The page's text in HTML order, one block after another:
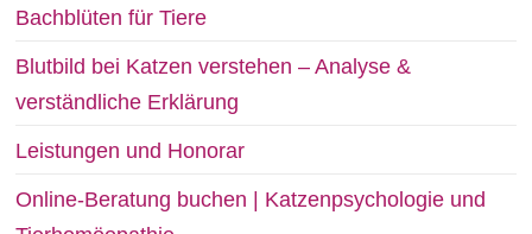
Bachblüten für Tiere
Blutbild bei Katzen verstehen – Analyse &
verständliche Erklärung
Leistungen und Honorar
Online-Beratung buchen | Katzenpsychologie und